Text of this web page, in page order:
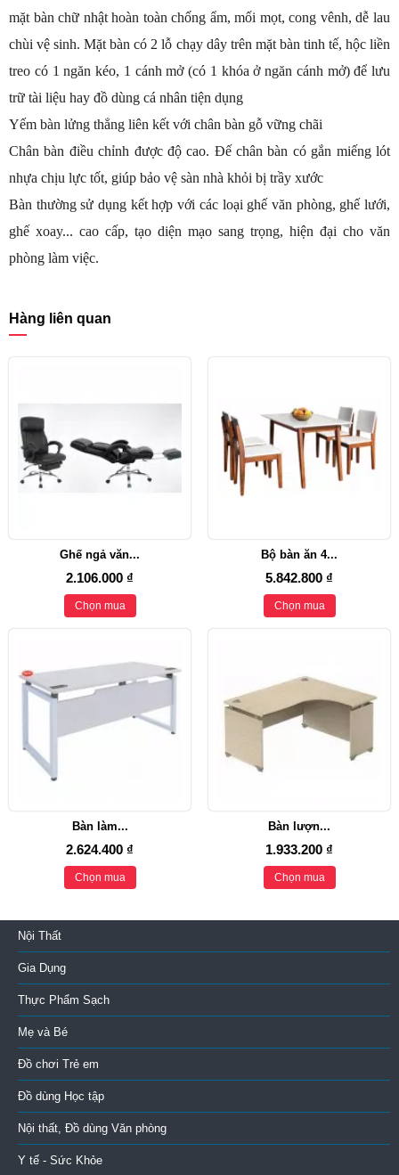
mặt bàn chữ nhật hoàn toàn chống ẩm, mối mọt, cong vênh, dễ lau
chùi vệ sinh. Mặt bàn có 2 lỗ chạy dây trên mặt bàn tinh tế, hộc liền
treo có 1 ngăn kéo, 1 cánh mở (có 1 khóa ở ngăn cánh mở) để lưu
trữ tài liệu hay đồ dùng cá nhân tiện dụng
Yếm bàn lửng thẳng liên kết với chân bàn gỗ vững chãi
Chân bàn điều chỉnh được độ cao. Đế chân bàn có gắn miếng lót
nhựa chịu lực tốt, giúp bảo vệ sàn nhà khỏi bị trầy xước
Bàn thường sử dụng kết hợp với các loại ghế văn phòng, ghế lưới,
ghế xoay... cao cấp, tạo diện mạo sang trọng, hiện đại cho văn
phòng làm việc.
Hàng liên quan
Ghế ngả văn...
2.106.000 ₫
Chọn mua
Bộ bàn ăn 4...
5.842.800 ₫
Chọn mua
Bàn làm...
2.624.400 ₫
Chọn mua
Bàn lượn...
1.933.200 ₫
Chọn mua
Nội Thất
Gia Dụng
Thực Phẩm Sạch
Mẹ và Bé
Đồ chơi Trẻ em
Đồ dùng Học tập
Nội thất, Đồ dùng Văn phòng
Y tế - Sức Khỏe